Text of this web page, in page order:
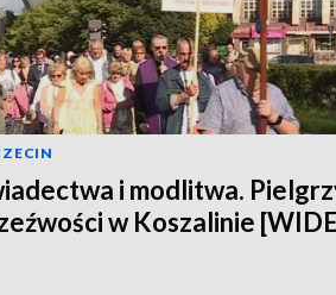
i modlitwa.
w Koszalinie